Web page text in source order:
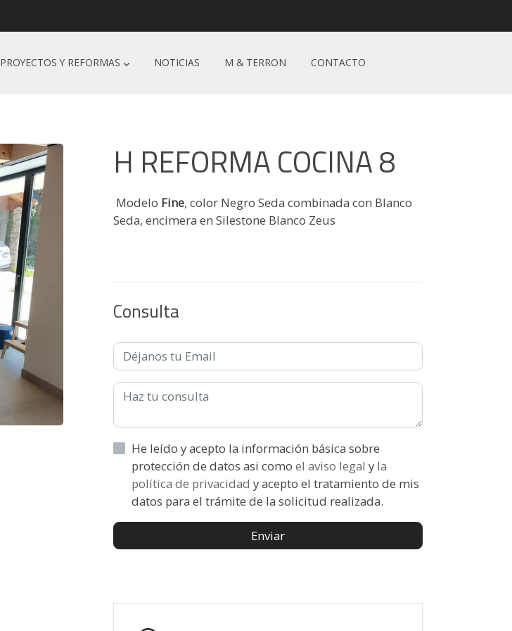
PROYECTOS Y REFORMAS NOTICIAS M & TERRON CONTACTO
H REFORMA COCINA 8
Modelo Fine, color Negro Seda combinada con Blanco
Seda, encimera en Silestone Blanco Zeus
Consulta
He leído y acepto la información básica sobre
protección de datos asi como el aviso legal y la
política de privacidad y acepto el tratamiento de mis
datos para el trámite de la solicitud realizada.
Enviar